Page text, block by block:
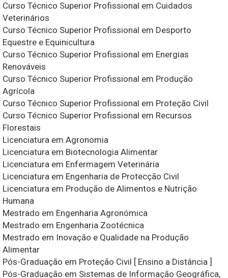
Curso Técnico Superior Profissional em Cuidados
Veterinários
Curso Técnico Superior Profissional em Desporto
Equestre e Equinicultura
Curso Técnico Superior Profissional em Energias
Renováveis
Curso Técnico Superior Profissional em Produção
Agrícola
Curso Técnico Superior Profissional em Proteção Civil
Curso Técnico Superior Profissional em Recursos
Florestais
Licenciatura em Agronomia
Licenciatura em Biotecnologia Alimentar
Licenciatura em Enfermagem Veterinária
Licenciatura em Engenharia de Protecção Civil
Licenciatura em Produção de Alimentos e Nutrição
Humana
Mestrado em Engenharia Agronómica
Mestrado em Engenharia Zootécnica
Mestrado em Inovação e Qualidade na Produção
Alimentar
Pós-Graduação em Proteção Civil [ Ensino a Distância ]
Pós-Graduação em Sistemas de Informação Geográfica,